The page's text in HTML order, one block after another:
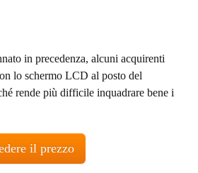
in precedenza, alcuni acquirenti
lo schermo LCD al posto del
rende più difficile inquadrare bene i
il prezzo